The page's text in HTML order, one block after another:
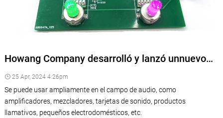
Howang Company desarrolló y lanzó unnuevo
LED, especialmente para la industria de audio
25 Apr, 2024 4:26pm
Se puede usar ampliamente en el campo de audio, como
amplificadores, mezcladores, tarjetas de sonido, productos
llamativos, pequeños electrodomésticos, etc.